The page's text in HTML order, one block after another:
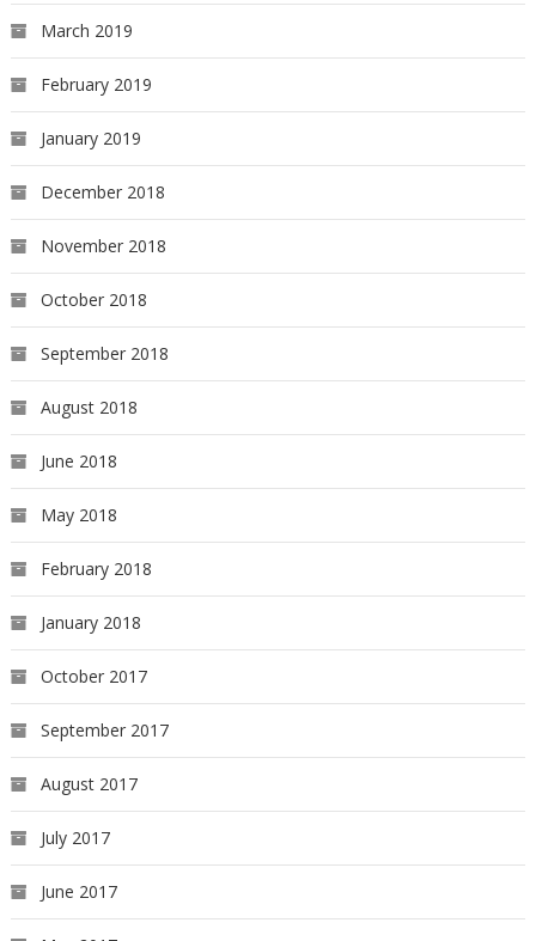
March 2019
February 2019
January 2019
December 2018
November 2018
October 2018
September 2018
August 2018
June 2018
May 2018
February 2018
January 2018
October 2017
September 2017
August 2017
July 2017
June 2017